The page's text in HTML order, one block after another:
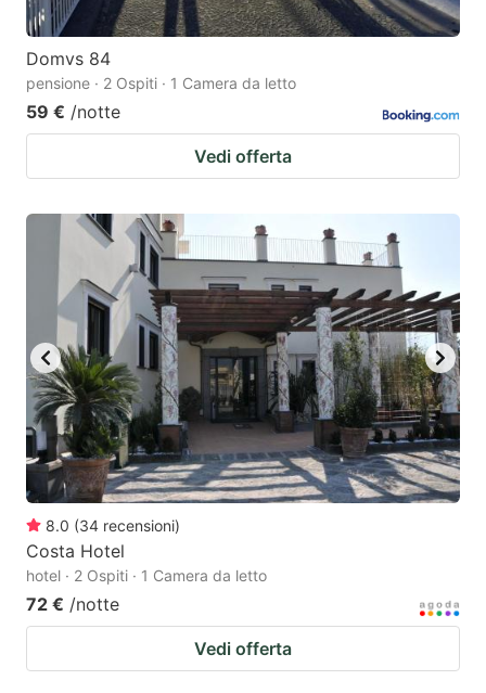
Domvs 84
pensione · 2 Ospiti · 1 Camera da letto
59 € /notte
Vedi offerta
8.0 (34 recensioni)
Costa Hotel
hotel · 2 Ospiti · 1 Camera da letto
72 € /notte
Vedi offerta